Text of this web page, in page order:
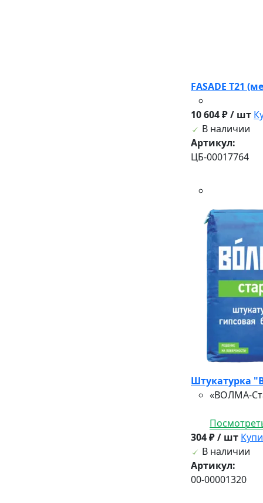
FASADE T21
10 604 ₽ / шт
В наличии
Артикул:
ЦБ-00017764
Штукатурка
«ВОЛМА-
304 ₽ / шт
В наличии
Артикул:
00-00001320